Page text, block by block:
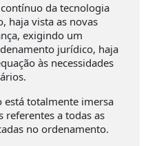
da tecnologia
haja vista as novas
exigindo um
jurídico, haja
às necessidades
está totalmente imersa
referentes a todas as
no ordenamento.